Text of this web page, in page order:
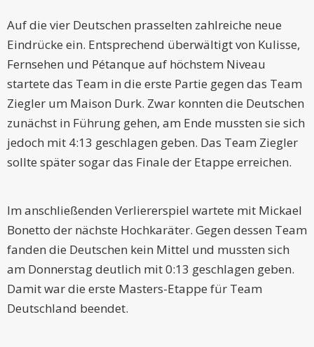
Auf die vier Deutschen prasselten zahlreiche neue
Eindrücke ein. Entsprechend überwältigt von Kulisse,
Fernsehen und Pétanque auf höchstem Niveau
startete das Team in die erste Partie gegen das Team
Ziegler um Maison Durk. Zwar konnten die Deutschen
zunächst in Führung gehen, am Ende mussten sie sich
jedoch mit 4:13 geschlagen geben. Das Team Ziegler
sollte später sogar das Finale der Etappe erreichen.
Im anschließenden Verliererspiel wartete mit Mickael
Bonetto der nächste Hochkaräter. Gegen dessen Team
fanden die Deutschen kein Mittel und mussten sich
am Donnerstag deutlich mit 0:13 geschlagen geben.
Damit war die erste Masters-Etappe für Team
Deutschland beendet.